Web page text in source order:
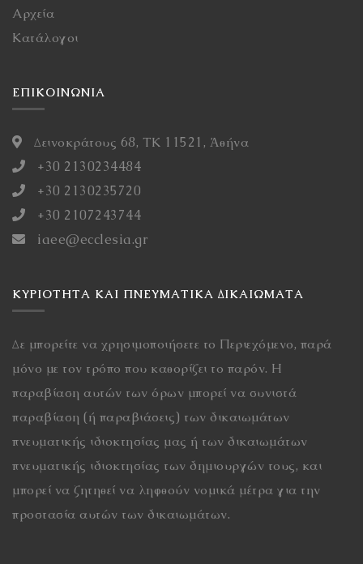
Αρχεία
Κατάλογοι
ΕΠΙΚΟΙΝΩΝΙΑ
Δεινοκράτους 68, ΤΚ 11521, Ἀθήνα
+30 2130234484
+30 2130235720
+30 2107243744
iaee@ecclesia.gr
ΚΥΡΙΌΤΗΤΑ ΚΑΙ ΠΝΕΥΜΑΤΙΚΆ ΔΙΚΑΙΏΜΑΤΑ
Δε μπορείτε να χρησιμοποιήσετε το Περιεχόμενο, παρά
μόνο με τον τρόπο που καθορίζει το παρόν. Η
παραβίαση αυτών των όρων μπορεί να συνιστά
παραβίαση (ή παραβιάσεις) των δικαιωμάτων
πνευματικής ιδιοκτησίας μας ή των δικαιωμάτων
πνευματικής ιδιοκτησίας των δημιουργών τους, και
μπορεί να ζητηθεί να ληφθούν νομικά μέτρα για την
προστασία αυτών των δικαιωμάτων.